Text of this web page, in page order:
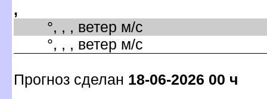
,
°, , , ветер м/с
°, , , ветер м/с
Прогноз сделан 18-06-2026 00 ч